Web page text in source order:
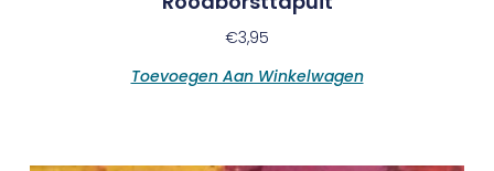
€3,95
Toevoegen Aan Winkelwagen